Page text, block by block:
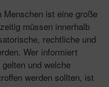
Menschen ist eine große
müssen innerhalb
rechtliche und
Wer informiert
und welche
werden sollten, ist